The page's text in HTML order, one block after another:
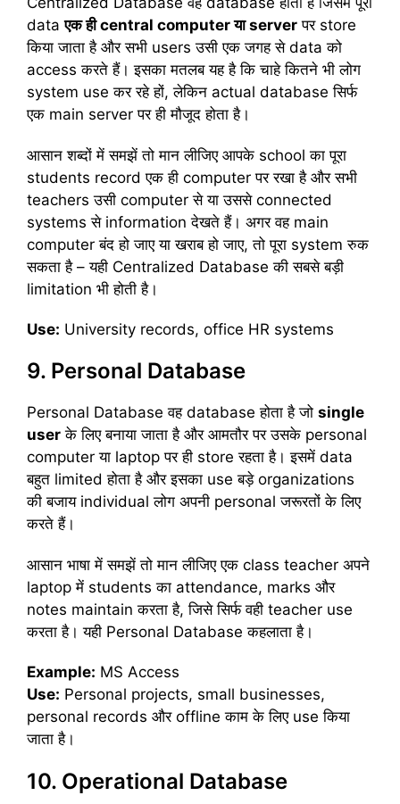
dataएकही central computerया server पर store
किया जाता है और सभी users उसी एक जगह से data को
access करते हैं। इसका मतलब यह है कि चाहे कितने भी लोग
system use कर रहे हों, लेकिन actual database सिर्फ
एक main server पर ही मौजूद होता है।
आसान शब्दों में समझें तो मान लीजिए आपके school का पूरा
students record एक ही computer पर रखा है और सभी
teachers उसी computer से या उससे connected
systems से information देखते हैं। अगर वह main
computer बंद हो जाए या खराब हो जाए, तो पूरा system रुक
सकता है – यही Centralized Database की सबसे बड़ी
limitation भी होती है।
Use: University records, office HR systems
9. Personal Database
Personal Database वह database होता है जो single
user के लिए बनाया जाता है और आमतौर पर उसके personal
computer या laptop पर ही store रहता है। इसमें data
बहुत limited होता है और इसका use बड़े organizations
की बजाय individual लोग अपनी personal जरूरतों के लिए
करते हैं।
आसान भाषा में समझें तो मान लीजिए एक class teacher अपने
laptop में students का attendance, marks और
notes maintain करता है, जिसे सिर्फ वही teacher use
करता है। यही Personal Database कहलाता है।
Example: MS Access
Use: Personal projects, small businesses,
personal records और offline काम के लिए use किया
जाता है।
10. Operational Database